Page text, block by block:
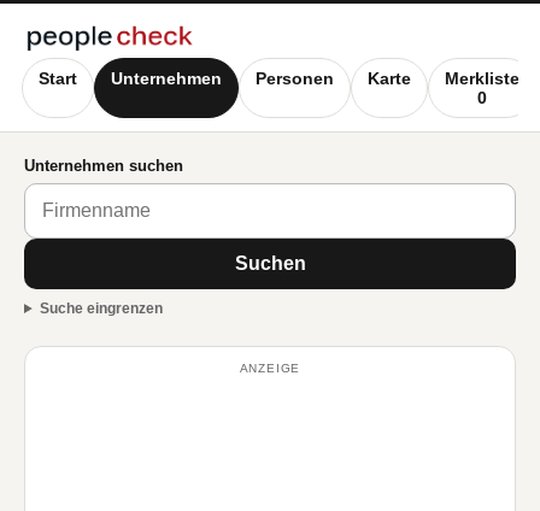
Start Unternehmen Personen Karte
Merkliste
0
Unternehmen suchen
Suchen
Suche eingrenzen
ANZEIGE